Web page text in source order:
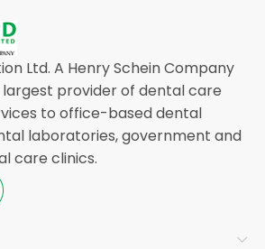
Ltd. A Henry Schein Company
largest provider of dental care
to office-based dental
laboratories, government and
care clinics.